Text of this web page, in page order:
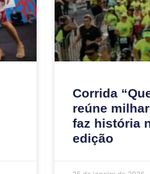
Corrida
reúne
faz história
edição